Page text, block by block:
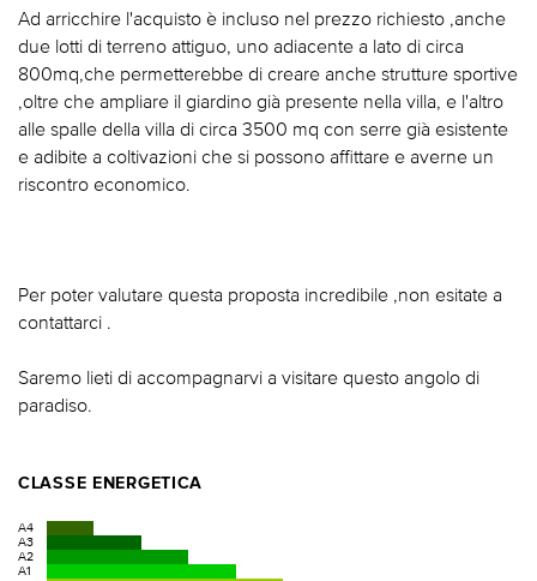
Ad arricchire l'acquisto è incluso nel prezzo richiesto ,anche
due lotti di terreno attiguo, uno adiacente a lato di circa
800mq,che permetterebbe di creare anche strutture sportive
,oltre che ampliare il giardino già presente nella villa, e l'altro
alle spalle della villa di circa 3500 mq con serre già esistente
e adibite a coltivazioni che si possono affittare e averne un
riscontro economico.
Per poter valutare questa proposta incredibile ,non esitate a
contattarci .
Saremo lieti di accompagnarvi a visitare questo angolo di
paradiso.
CLASSE ENERGETICA
A4
A3
A2
A1